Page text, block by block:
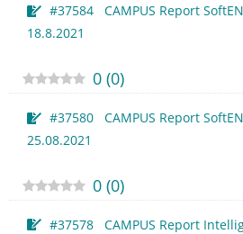
#37584 CAMPUS Report
18.8.2021
0 (0)
#37580 CAMPUS Report
25.08.2021
0 (0)
#37578 CAMPUS Report